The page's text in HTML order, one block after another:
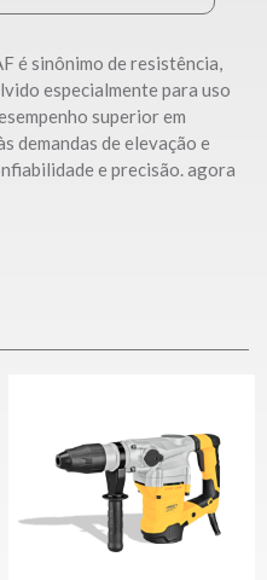
é sinônimo de resistência,
especialmente para uso
superior em
demandas de elevação e
e precisão. agora